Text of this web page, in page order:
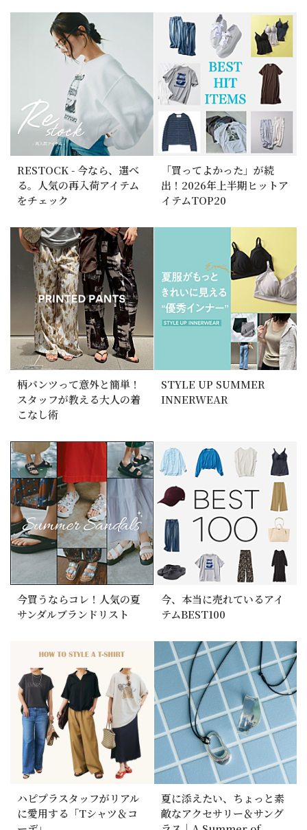
RESTOCK - 今なら、選べ
る。人気の再入荷アイテム
をチェック
「買ってよかった」が続
出！2026年上半期ヒットア
イテムTOP20
柄パンツって意外と簡単！
スタッフが教える大人の着
こなし術
STYLE UP SUMMER
INNERWEAR
今買うならコレ！人気の夏
サンダルブランドリスト
今、本当に売れているアイ
テムBEST100
ハピプラスタッフがリアル
に愛用する「Tシャツ＆コ
夏に添えたい、ちょっと素
敵なアクセサリー＆サング